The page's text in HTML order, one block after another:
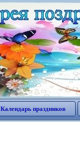
Календарь праздников